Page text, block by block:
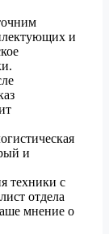
и
и
техники с
отдела
мнение о